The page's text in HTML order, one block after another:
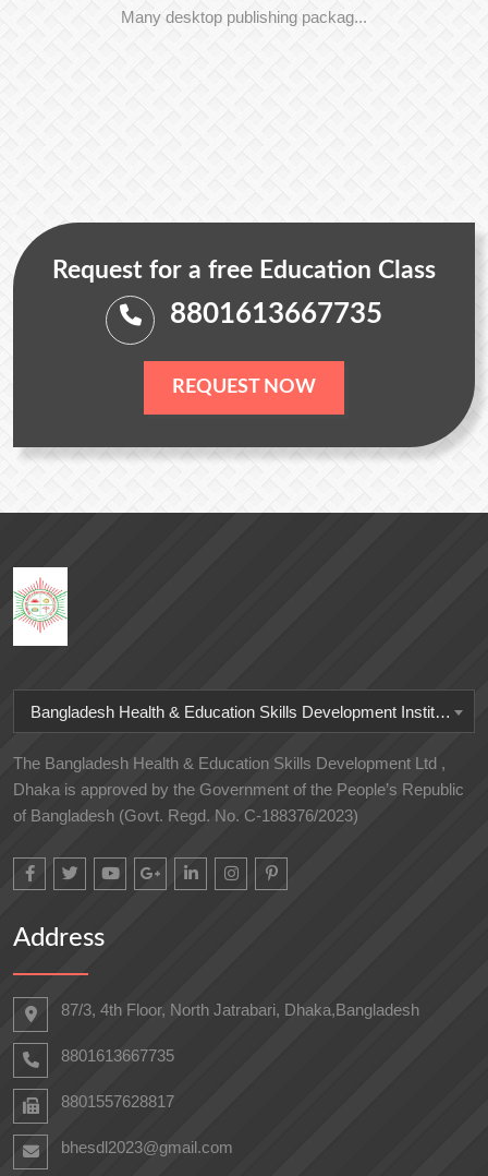
Many desktop publishing packag...
Request for a free Education Class
8801613667735
REQUEST NOW
Bangladesh Health & Education Skills Development Institute
The Bangladesh Health & Education Skills Development Ltd ,
Dhaka is approved by the Government of the People’s Republic
of Bangladesh (Govt. Regd. No. C-188376/2023)
Address
87/3, 4th Floor, North Jatrabari, Dhaka,Bangladesh
8801613667735
8801557628817
bhesdl2023@gmail.com